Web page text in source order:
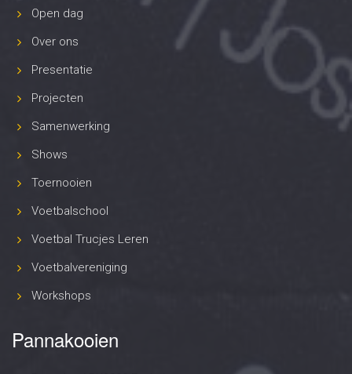
Open dag
Over ons
Presentatie
Projecten
Samenwerking
Shows
Toernooien
Voetbalschool
Voetbal Trucjes Leren
Voetbalvereniging
Workshops
Pannakooien